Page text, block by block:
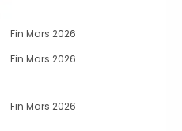
Fin Mars 2026
Fin Mars 2026
Fin Mars 2026